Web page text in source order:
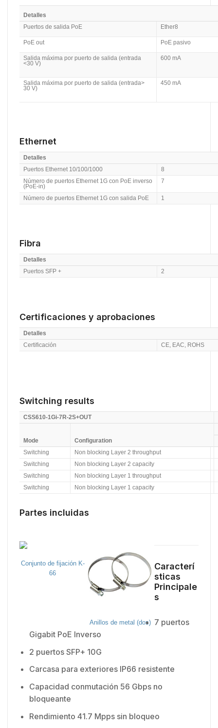
Detalles
Puertos de salida PoE
Ether8
PoE out PoE pasivo
Salida máxima por puerto de salida (entrada
<30 V)
600 mA
Salida máxima por puerto de salida (entrada>
30 V)
450 mA
Ethernet
Detalles
Puertos Ethernet 10/100/1000
8
Número de puertos Ethernet 1G con PoE inverso
(PoE-in)
7
Número de puertos Ethernet 1G con salida PoE 1
Fibra
Detalles
Puertos SFP +
2
Certificaciones y aprobaciones
Detalles
Certificación
CE, EAC, ROHS
Switching results
CSS610-1Gi-7R-2S+OUT
Mode
Configuration
Switching
Non blocking Layer 2 throughput
Switching
Non blocking Layer 2 capacity
Switching
Non blocking Layer 1 throughput
Switching
Non blocking Layer 1 capacity
Partes incluidas
Conjunto de fijación K-
66
Anillos de metal (dos)
Caracterí
sticas
Principale
s
7 puertos
Gigabit PoE Inverso
2 puertos SFP+ 10G
Carcasa para exteriores IP66 resistente
Capacidad conmutación 56 Gbps no
bloqueante
Rendimiento 41.7 Mpps sin bloqueo